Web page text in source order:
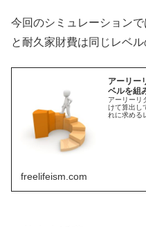
今回のシミュレーション
と耐久家財費は同じレベ
アーリー
ベルを組
アーリーリ
けて算出し
れに求める
freelifeism.com